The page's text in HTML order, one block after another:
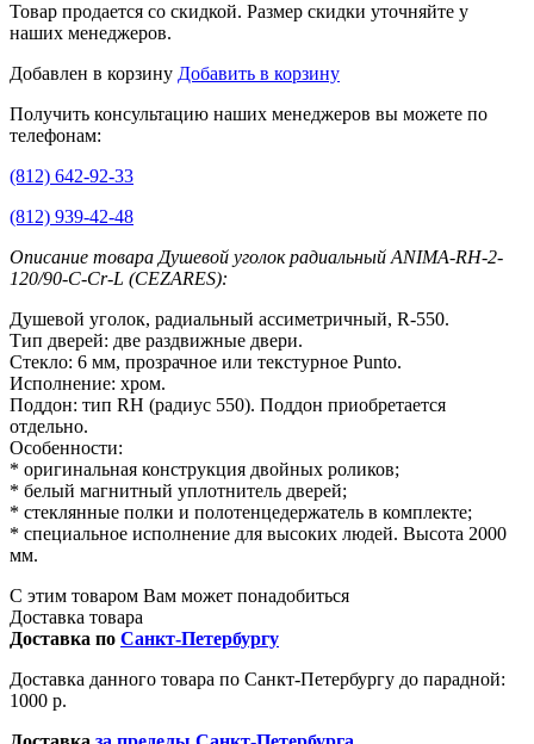
Товар продается со скидкой. Размер скидки уточняйте у
наших менеджеров.
Добавлен в корзину Добавить в корзину
Получить консультацию наших менеджеров вы можете по
телефонам:
(812) 642-92-33
(812) 939-42-48
Описание товара Душевой уголок радиальный ANIMA-RH-2-
120/90-C-Cr-L (CEZARES):
Душевой уголок, радиальный ассиметричный, R-550.
Тип дверей: две раздвижные двери.
Стекло: 6 мм, прозрачное или текстурное Punto.
Исполнение: хром.
Поддон: тип RН (радиус 550). Поддон приобретается
отдельно.
Особенности:
* оригинальная конструкция двойных роликов;
* белый магнитный уплотнитель дверей;
* стеклянные полки и полотенцедержатель в комплекте;
* специальное исполнение для высоких людей. Высота 2000
мм.
С этим товаром Вам может понадобиться
Доставка товара
Доставка по Санкт-Петербургу
Доставка данного товара по Санкт-Петербургу до парадной:
1000 р.